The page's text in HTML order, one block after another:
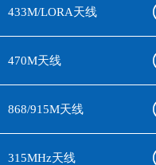
433M/LORA天线
470M天线
868/915M天线
315MHz天线